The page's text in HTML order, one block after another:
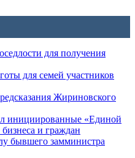
для получения
для семей участников
Жириновского
инициированные «Единой
и граждан
бывшего замминистра